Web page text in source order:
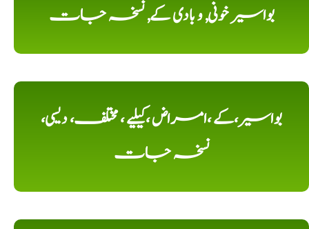
بواسیر خونی, و بادی کے, نسخہ جات
بواسیر،کے ،امراض ،کیلیے ، مختلف، دیسی،
نسخہ جات